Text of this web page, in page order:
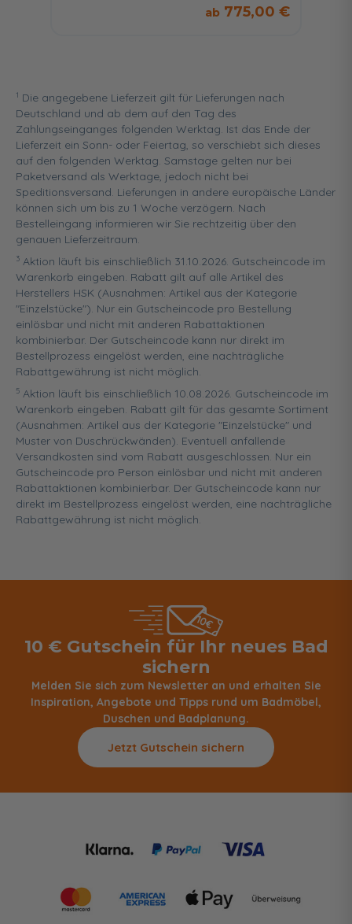
775,00 €
1 Die angegebene Lieferzeit gilt für Lieferungen nach
Deutschland und ab dem auf den Tag des
Zahlungseinganges folgenden Werktag. Ist das Ende der
Lieferzeit ein Sonn- oder Feiertag, so verschiebt sich dieses
auf den folgenden Werktag. Samstage gelten nur bei
Paketversand als Werktage, jedoch nicht bei
Speditionsversand. Lieferungen in andere europäische Länder
können sich um bis zu 1 Woche verzögern. Nach
Bestelleingang informieren wir Sie rechtzeitig über den
genauen Lieferzeitraum.
3 Aktion läuft bis einschließlich 31.10.2026. Gutscheincode im
Warenkorb eingeben. Rabatt gilt auf alle Artikel des
Herstellers HSK (Ausnahmen: Artikel aus der Kategorie
"Einzelstücke"). Nur ein Gutscheincode pro Bestellung
einlösbar und nicht mit anderen Rabattaktionen
kombinierbar. Der Gutscheincode kann nur direkt im
Bestellprozess eingelöst werden, eine nachträgliche
Rabattgewährung ist nicht möglich.
5 Aktion läuft bis einschließlich 10.08.2026. Gutscheincode im
Warenkorb eingeben. Rabatt gilt für das gesamte Sortiment
(Ausnahmen: Artikel aus der Kategorie "Einzelstücke" und
Muster von Duschrückwänden). Eventuell anfallende
Versandkosten sind vom Rabatt ausgeschlossen. Nur ein
Gutscheincode pro Person einlösbar und nicht mit anderen
Rabattaktionen kombinierbar. Der Gutscheincode kann nur
direkt im Bestellprozess eingelöst werden, eine nachträgliche
Rabattgewährung ist nicht möglich.
10 € Gutschein für Ihr neues Bad
sichern
Melden Sie sich zum Newsletter an und erhalten Sie
Inspiration, Angebote und Tipps rund um Badmöbel,
Duschen und Badplanung.
Jetzt Gutschein sichern